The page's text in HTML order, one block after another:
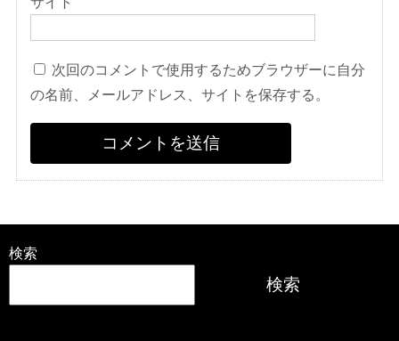
次回のコメントで使用するためブラウザーに自分
の名前、メールアドレス、サイトを保存する。
検索
検索